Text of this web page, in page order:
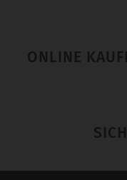
ONLINE